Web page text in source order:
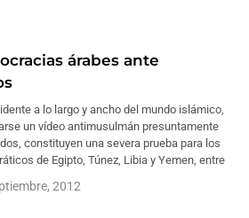
árabes ante
a lo largo y ancho del mundo islámico,
un vídeo antimusulmán presuntamente
constituyen una severa prueba para los
de Egipto, Túnez, Libia y Yemen, entre
2012